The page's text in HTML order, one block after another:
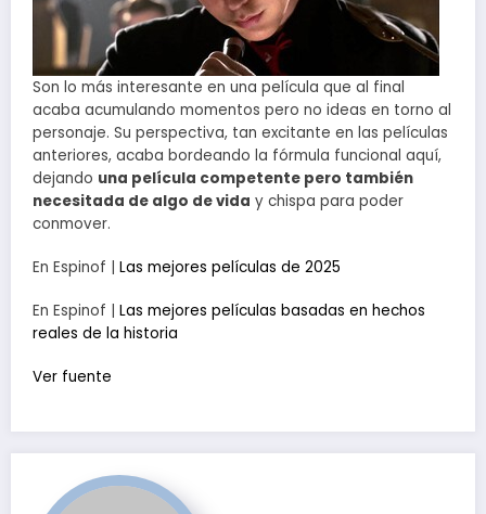
Son lo más interesante en una película que al final
acaba acumulando momentos pero no ideas en torno al
personaje. Su perspectiva, tan excitante en las películas
anteriores, acaba bordeando la fórmula funcional aquí,
dejando una película competente pero también
necesitada de algo de vida y chispa para poder
conmover.
En Espinof | Las mejores películas de 2025
En Espinof | Las mejores películas basadas en hechos
reales de la historia
Ver fuente